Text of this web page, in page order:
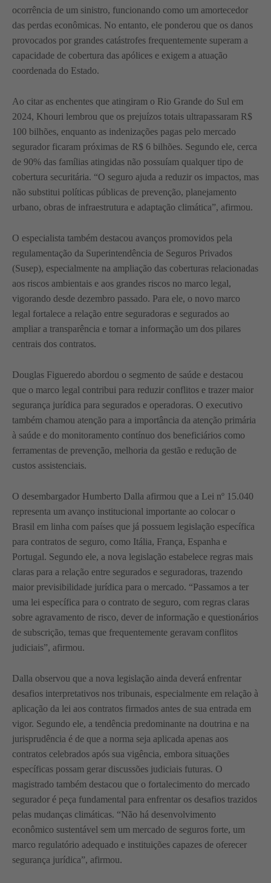
ocorrência de um sinistro, funcionando como um amortecedor
das perdas econômicas. No entanto, ele ponderou que os danos
provocados por grandes catástrofes frequentemente superam a
capacidade de cobertura das apólices e exigem a atuação
coordenada do Estado.
Ao citar as enchentes que atingiram o Rio Grande do Sul em
2024, Khouri lembrou que os prejuízos totais ultrapassaram R$
100 bilhões, enquanto as indenizações pagas pelo mercado
segurador ficaram próximas de R$ 6 bilhões. Segundo ele, cerca
de 90% das famílias atingidas não possuíam qualquer tipo de
cobertura securitária. “O seguro ajuda a reduzir os impactos, mas
não substitui políticas públicas de prevenção, planejamento
urbano, obras de infraestrutura e adaptação climática”, afirmou.
O especialista também destacou avanços promovidos pela
regulamentação da Superintendência de Seguros Privados
(Susep), especialmente na ampliação das coberturas relacionadas
aos riscos ambientais e aos grandes riscos no marco legal,
vigorando desde dezembro passado. Para ele, o novo marco
legal fortalece a relação entre seguradoras e segurados ao
ampliar a transparência e tornar a informação um dos pilares
centrais dos contratos.
Douglas Figueredo abordou o segmento de saúde e destacou
que o marco legal contribui para reduzir conflitos e trazer maior
segurança jurídica para segurados e operadoras. O executivo
também chamou atenção para a importância da atenção primária
à saúde e do monitoramento contínuo dos beneficiários como
ferramentas de prevenção, melhoria da gestão e redução de
custos assistenciais.
O desembargador Humberto Dalla afirmou que a Lei nº 15.040
representa um avanço institucional importante ao colocar o
Brasil em linha com países que já possuem legislação específica
para contratos de seguro, como Itália, França, Espanha e
Portugal. Segundo ele, a nova legislação estabelece regras mais
claras para a relação entre segurados e seguradoras, trazendo
maior previsibilidade jurídica para o mercado. “Passamos a ter
uma lei específica para o contrato de seguro, com regras claras
sobre agravamento de risco, dever de informação e questionários
de subscrição, temas que frequentemente geravam conflitos
judiciais”, afirmou.
Dalla observou que a nova legislação ainda deverá enfrentar
desafios interpretativos nos tribunais, especialmente em relação à
aplicação da lei aos contratos firmados antes de sua entrada em
vigor. Segundo ele, a tendência predominante na doutrina e na
jurisprudência é de que a norma seja aplicada apenas aos
contratos celebrados após sua vigência, embora situações
específicas possam gerar discussões judiciais futuras. O
magistrado também destacou que o fortalecimento do mercado
segurador é peça fundamental para enfrentar os desafios trazidos
pelas mudanças climáticas. “Não há desenvolvimento
econômico sustentável sem um mercado de seguros forte, um
marco regulatório adequado e instituições capazes de oferecer
segurança jurídica”, afirmou.